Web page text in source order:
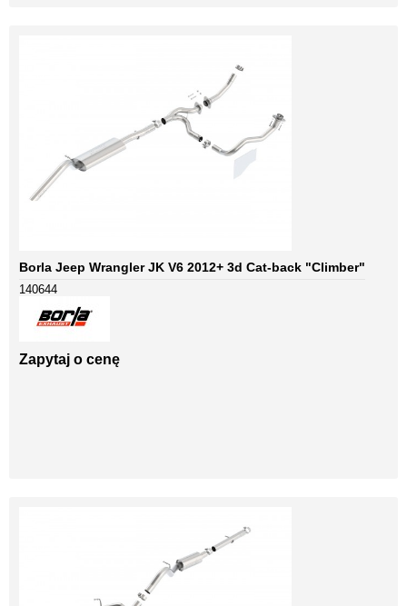
Borla Jeep Wrangler JK V6 2012+ 3d Cat-back "Climber"
140644
Zapytaj o cenę